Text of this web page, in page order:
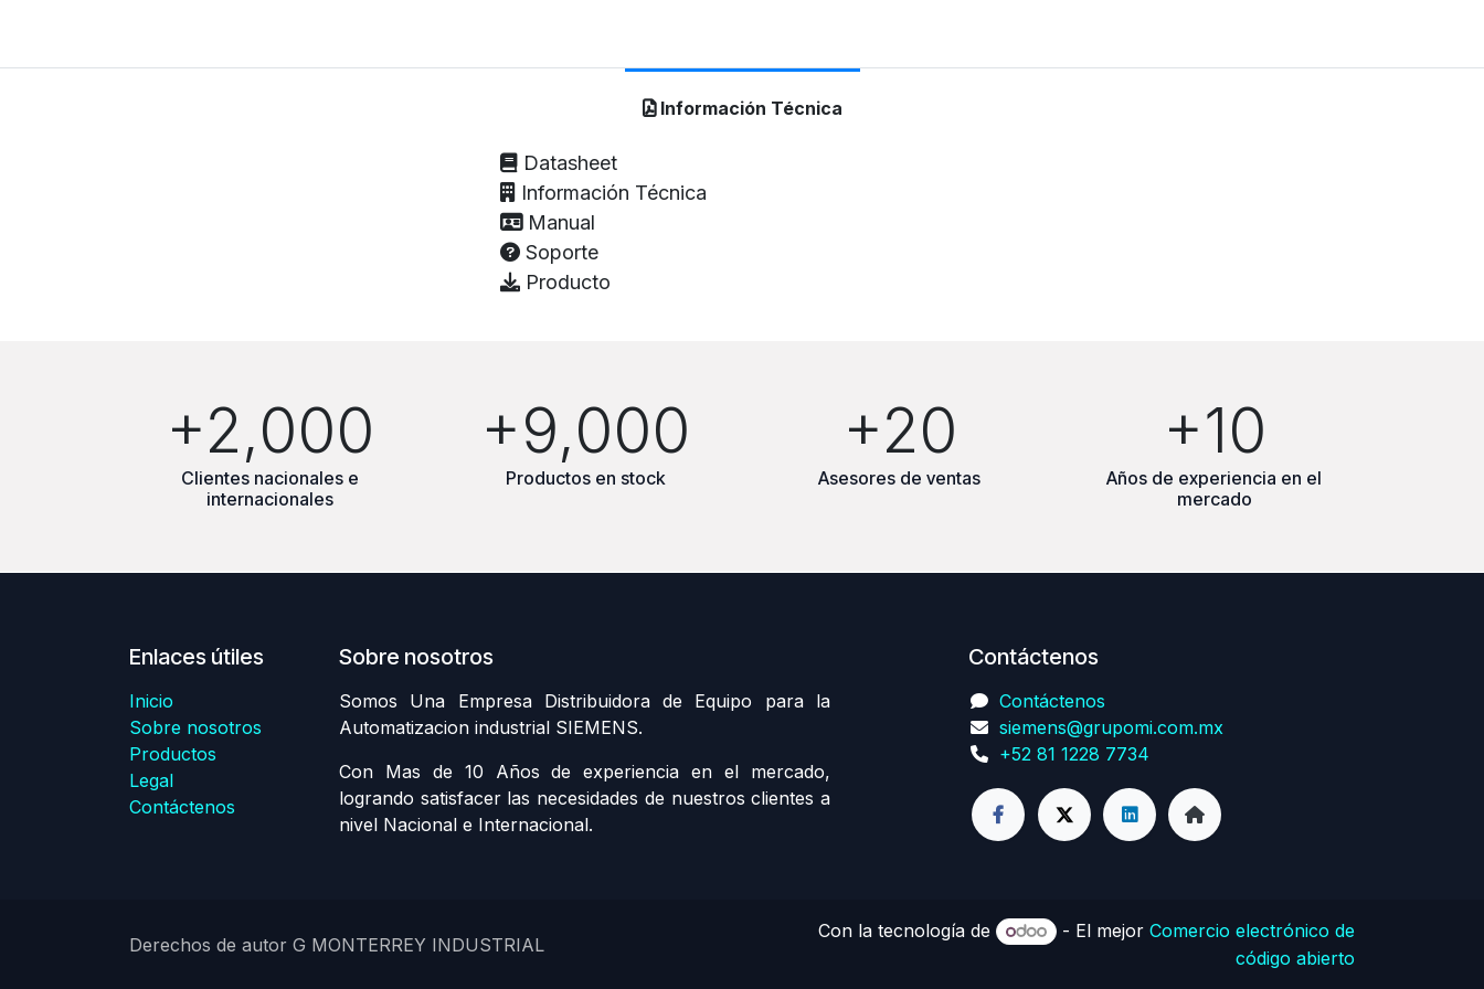
Información Técnica
Datasheet
Información Técnica
Manual
Soporte
Producto
+2,000
Clientes nacionales e
internacionales
+9,000
Productos en stock
+20
Asesores de ventas
+10
Años de experiencia en el
mercado
Enlaces útiles
Inicio
Sobre nosotros
Productos
Legal
Contáctenos
Sobre nosotros
Somos Una Empresa Distribuidora de Equipo para la
Automatizacion industrial SIEMENS.
Con Mas de 10 Años de experiencia en el mercado,
logrando satisfacer las necesidades de nuestros clientes a
nivel Nacional e Internacional.
Contáctenos
Contáctenos
siemens@grupomi.com.mx
+52 81 1228 7734
Derechos de autor G MONTERREY INDUSTRIAL
Con la tecnología de - El mejor Comercio electrónico de
código abierto